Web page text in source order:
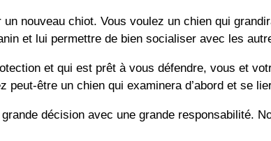
nouveau chiot. Vous voulez un chien qui
et lui permettre de bien socialiser avec les
et qui est prêt à vous défendre, vous et
être un chien qui examinera d’abord et se
décision avec une grande responsabilité.